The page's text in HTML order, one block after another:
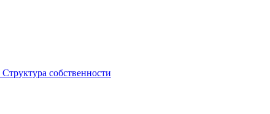
Структура собственности